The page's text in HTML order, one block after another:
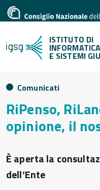
ISTITUTO DI
E SISTEMI
Comunicati
RiPenso,
opinione, il
È aperta la
dell’Ente